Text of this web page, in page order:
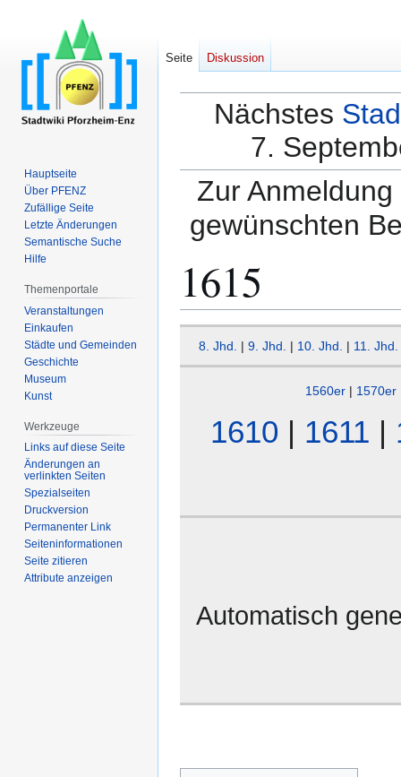
Nächstes
7.
Zur
gewünschten
1615
Navigation
Suche
8. Jhd. | 9. Jhd. | 10. Jhd. | 11. Jhd.
1560er | 1570er
1610 | 1611 |
Automatisch
Seite Diskussion
Hauptseite
Über PFENZ
Zufällige Seite
Letzte Änderungen
Semantische Suche
Hilfe
Themenportale
Veranstaltungen
Einkaufen
Städte und Gemeinden
Geschichte
Museum
Kunst
Werkzeuge
Links auf diese Seite
Änderungen an
verlinkten Seiten
Spezialseiten
Druckversion
Permanenter Link
Seiten­­informationen
Seite zitieren
Attribute anzeigen